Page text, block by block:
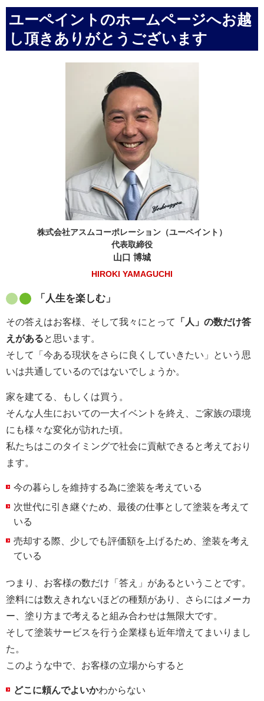
ユーペイントのホームページへお越
し頂きありがとうございます
株式会社アスムコーポレーション（ユーペイント）
代表取締役
山口 博城
HIROKI YAMAGUCHI
「人生を楽しむ」
その答えはお客様、そして我々にとって
「人」の数だけ答
えがあると思います。
そして「今ある現状をさらに良くしていきたい」という思
いは共通しているのではないでしょうか。
家を建てる、もしくは買う。
そんな人生においての一大イベントを終え、ご家族の環境
にも様々な変化が訪れた頃。
私たちはこのタイミングで社会に貢献できると考えており
ます。
今の暮らしを維持する為に塗装を考えている
次世代に引き継ぐため、最後の仕事として塗装を考えて
いる
売却する際、少しでも評価額を上げるため、塗装を考え
ている
つまり、お客様の数だけ「答え」があるということです。
塗料には数えきれないほどの種類があり、さらにはメーカ
ー、塗り方まで考えると組み合わせは無限大です。
そして塗装サービスを行う企業様も近年増えてまいりまし
た。
このような中で、お客様の立場からすると
どこに頼んでよいかわからない